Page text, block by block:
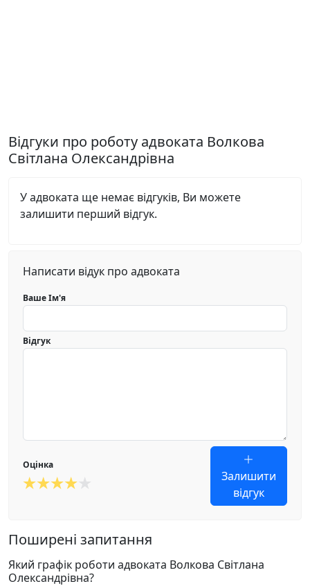
Відгуки про роботу адвоката Волкова
Світлана Олександрівна
У адвоката ще немає відгуків, Ви можете
залишити перший відгук.
Написати відук про адвоката
Ваше Ім'я
Відгук
Оцінка
Залишити
відгук
Поширені запитання
Який графік роботи адвоката Волкова Світлана
Олександрівна?